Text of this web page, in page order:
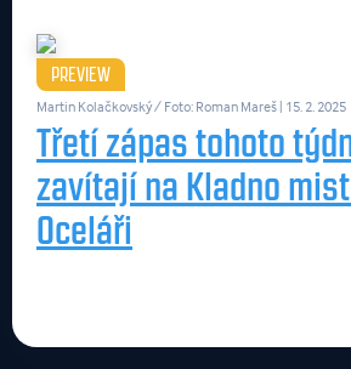
PREVIEW
Martin Kolačkovský / Foto: Roman Mareš | 15. 2. 2025
Třetí zápas tohoto
zavítají na Kladno
Oceláři